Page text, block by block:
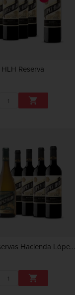
HLH Reserva

Pack Reservas Hacienda López De Haro
